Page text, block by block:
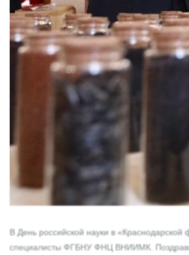
В День российской науки в
специалисты ФГБНУ ФНЦ ВНИИМК.